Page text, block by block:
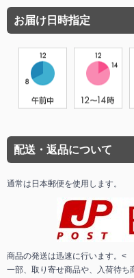
お届け日時指定
配送・返品について
通常は日本郵便を使用します。
商品の発送は迅速に行います。<
一部、取り寄せ商品や、入荷待